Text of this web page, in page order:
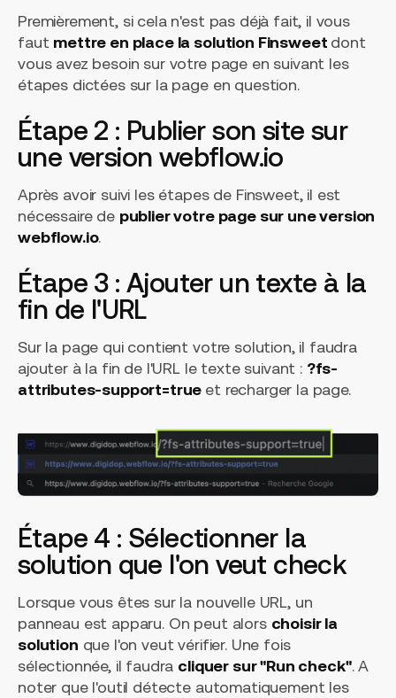
Premièrement, si cela n'est pas déjà fait, il vous
faut mettre en place la solution Finsweet dont
vous avez besoin sur votre page en suivant les
étapes dictées sur la page en question.
Étape 2 : Publier son site sur
une version webflow.io
Après avoir suivi les étapes de Finsweet, il est
nécessaire de publier votre page sur une version
webflow.io.
Étape 3 : Ajouter un texte à la
fin de l'URL
Sur la page qui contient votre solution, il faudra
ajouter à la fin de l'URL le texte suivant : ?fs-
attributes-support=true et recharger la page.
Étape 4 : Sélectionner la
solution que l'on veut check
Lorsque vous êtes sur la nouvelle URL, un
panneau est apparu. On peut alors choisir la
solution que l'on veut vérifier. Une fois
sélectionnée, il faudra cliquer sur "Run check". A
noter que l'outil détecte automatiquement les